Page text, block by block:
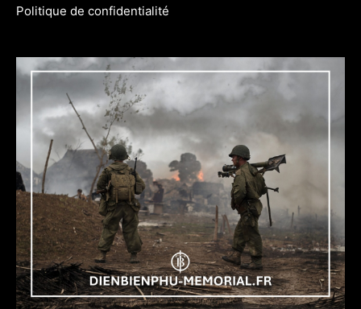
Politique de confidentialité